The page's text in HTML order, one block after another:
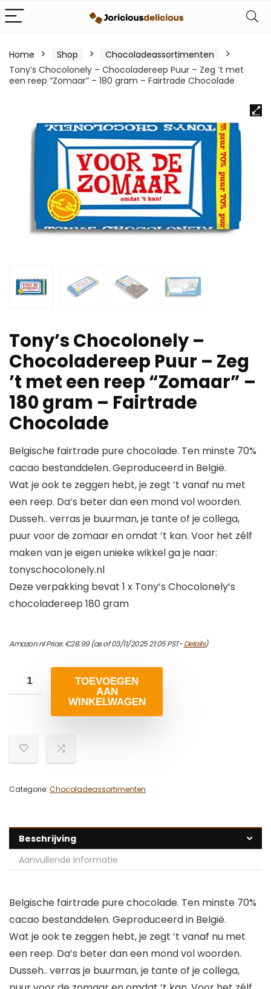
Home Shop
Chocoladeassortimenten
Tony’s Chocolonely – Chocoladereep Puur – Zeg ’t met
een reep “Zomaar” – 180 gram – Fairtrade Chocolade
Tony’s Chocolonely –
Chocoladereep Puur – Zeg
’t met een reep “Zomaar” –
180 gram – Fairtrade
Chocolade
Belgische fairtrade pure chocolade. Ten minste 70%
cacao bestanddelen. Geproduceerd in België.
Wat je ook te zeggen hebt, je zegt ’t vanaf nu met
een reep. Da’s beter dan een mond vol woorden.
Dusseh.. verras je buurman, je tante of je collega,
puur voor de zomaar en omdat ’t kan. Voor het zélf
maken van je eigen unieke wikkel ga je naar:
tonyschocolonely.nl
Deze verpakking bevat 1 x Tony’s Chocolonely’s
chocoladereep 180 gram
Amazon.nl Price:€28.99(as of 03/11/2025 21:05 PST-Details)
TOEVOEGEN
AAN
WINKELWAGEN
Categorie: Chocoladeassortimenten
Beschrijving
Aanvullende informatie
Belgische fairtrade pure chocolade. Ten minste 70%
cacao bestanddelen. Geproduceerd in België.
Wat je ook te zeggen hebt, je zegt ’t vanaf nu met
een reep. Da’s beter dan een mond vol woorden.
Dusseh.. verras je buurman, je tante of je collega,